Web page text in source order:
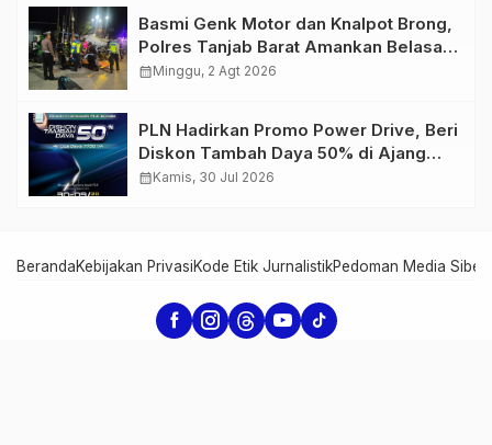
Basmi Genk Motor dan Knalpot Brong,
Polres Tanjab Barat Amankan Belasan
Kendaraan
calendar_monthMinggu, 2 Agt 2026
PLN Hadirkan Promo Power Drive, Beri
Diskon Tambah Daya 50% di Ajang
GIIAS 2026
calendar_monthKamis, 30 Jul 2026
BerandaKebijakan PrivasiKode Etik JurnalistikPedoman Media Siber